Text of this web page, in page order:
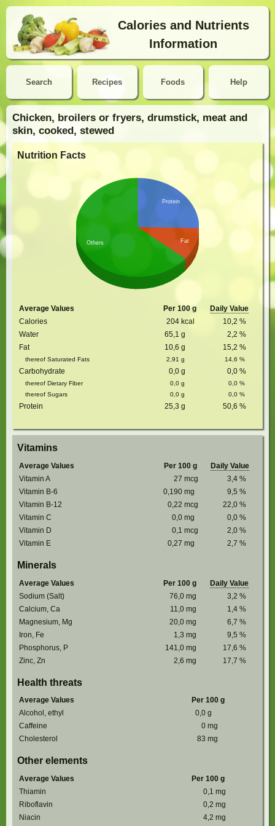
Calories and Nutrients
Information
Search Help
Recipes Foods
Chicken, broilers or fryers, drumstick, meat and
skin, cooked, stewed
Nutrition Facts
Protein
Fat
Others
Average Values Per 100 g
Daily Value
Calories
204 kcal 10,2 %
Water
65,1 g 2,2 %
Fat
10,6 g 15,2 %
thereof Saturated Fats 2,91 g 14,6 %
Carbohydrate 0,0 g 0,0 %
thereof Dietary Fiber 0,0 g 0,0 %
thereof Sugars
0,0 g 0,0 %
Protein 25,3 g 50,6 %
Vitamins
Average Values Per 100 g
Daily Value
Vitamin A
27 mcg 3,4 %
Vitamin B-6
0,190 mg 9,5 %
Vitamin B-12
0,22 mcg 22,0 %
Vitamin C
0,0 mg 0,0 %
Vitamin D
0,1 mcg 2,0 %
Vitamin E
0,27 mg 2,7 %
Minerals
Average Values Per 100 g
Daily Value
Sodium (Salt)
76,0 mg 3,2 %
Calcium, Ca
11,0 mg 1,4 %
Magnesium, Mg
20,0 mg 6,7 %
Iron, Fe
1,3 mg 9,5 %
Phosphorus, P
141,0 mg 17,6 %
Zinc, Zn
2,6 mg 17,7 %
Health threats
Average Values
Per 100 g
Alcohol, ethyl
0,0 g
Caffeine
0 mg
Cholesterol
83 mg
Other elements
Average Values
Per 100 g
Thiamin
0,1 mg
Riboflavin
0,2 mg
Niacin
4,2 mg